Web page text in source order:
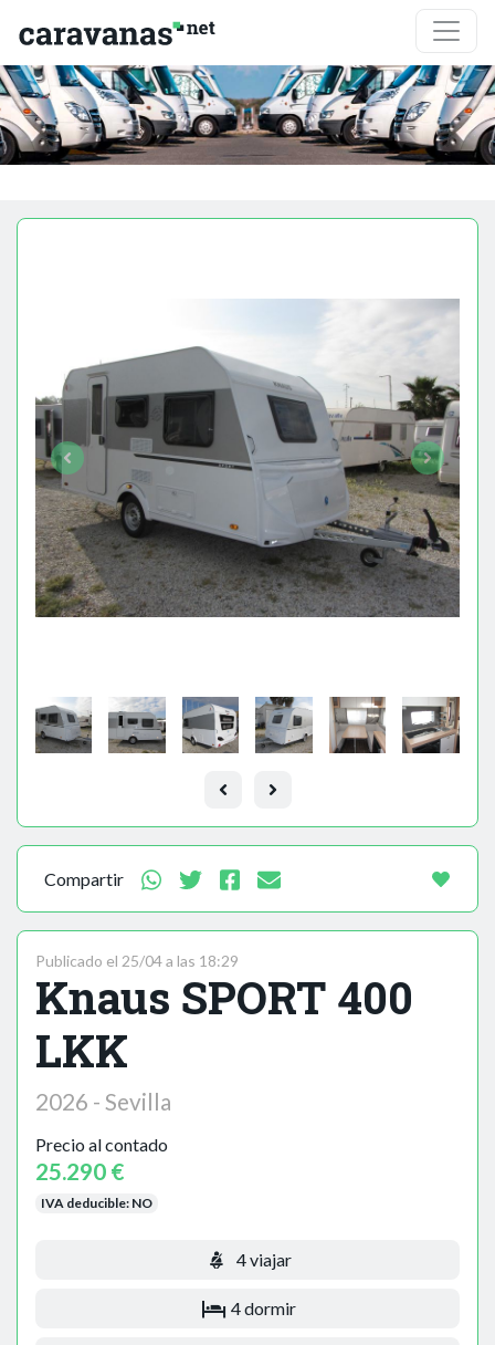
Compartir
Publicado el 25/04 a las 18:29
Knaus SPORT 400
LKK
2026 - Sevilla
Precio al contado
25.290 €
IVA deducible: NO
4 viajar
4 dormir